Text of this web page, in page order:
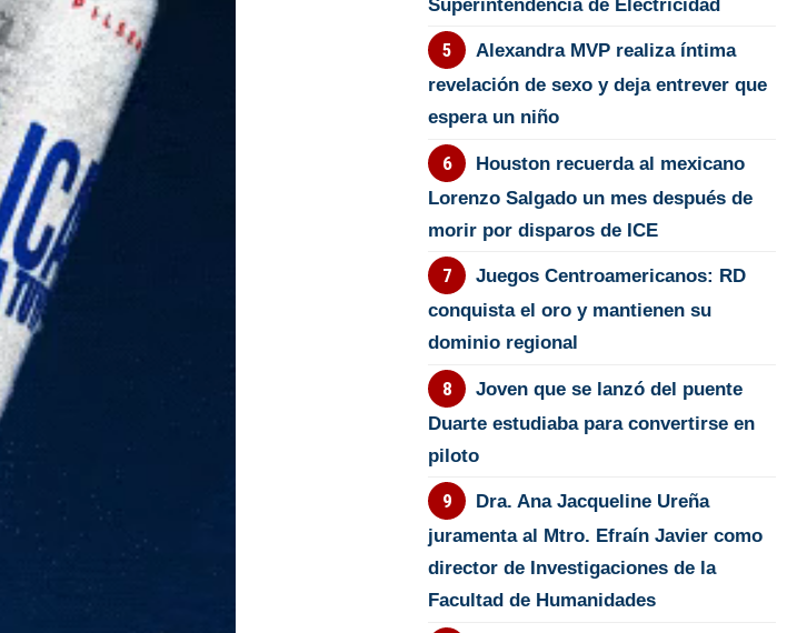
Superintendencia de Electricidad
Alexandra MVP realiza íntima
revelación de sexo y deja entrever que
espera un niño
Houston recuerda al mexicano
Lorenzo Salgado un mes después de
morir por disparos de ICE
Juegos Centroamericanos: RD
conquista el oro y mantienen su
dominio regional
Joven que se lanzó del puente
Duarte estudiaba para convertirse en
piloto
Dra. Ana Jacqueline Ureña
juramenta al Mtro. Efraín Javier como
director de Investigaciones de la
Facultad de Humanidades